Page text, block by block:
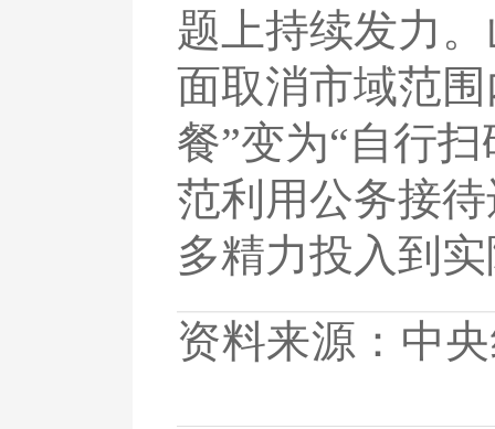
题上持续发力
面取消市域范
餐”变为“自行
范利用公务接
多精力投入到
资料来源：中